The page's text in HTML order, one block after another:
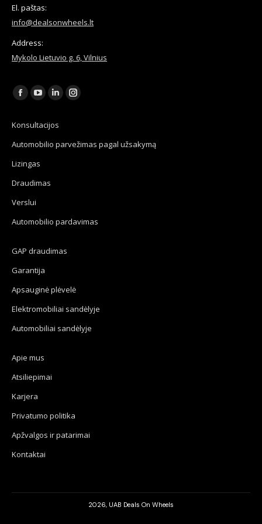
El. paštas:
info@dealsonwheels.lt
Address:
Mykolo Lietuvio g. 6, Vilnius
Find us on:
Facebook
opens
in
new
YouTube
opens
in
new
Linkedin
opens
in
Instagram
in
Konsultacijos
Automobilio parvežimas pagal užsakymą
Lizingas
Draudimas
Verslui
Automobilio pardavimas
GAP draudimas
Garantija
Apsauginė plėvelė
Elektromobiliai sandėlyje
Automobiliai sandėlyje
Apie mus
Atsiliepimai
Karjera
Privatumo politika
Apžvalgos ir patarimai
Kontaktai
2026, UAB Deals On Wheels